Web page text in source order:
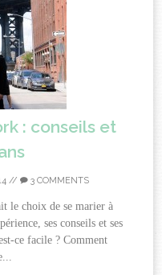
: conseils et
// 3 COMMENTS
le choix de se marier à
ses conseils et ses
ce facile ? Comment